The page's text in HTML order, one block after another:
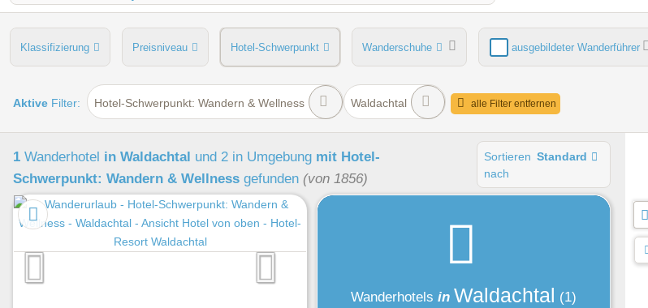
Klassifizierung Preisniveau Hotel-Schwerpunkt Wanderschuhe ausgebildeter Wanderführer
persönliche Tourenberatung Touren Wellnessbereich Sauna
Aktive Filter: Hotel-Schwerpunkt: Wandern & Wellness Waldachtal alle Filter entfernen
1 Wanderhotel in Waldachtal und 2 in Umgebung mit Hotel-
Schwerpunkt: Wandern & Wellness gefunden (von 1856)
Sortieren
nach
Standard
Wanderhotels in Waldachtal (1)